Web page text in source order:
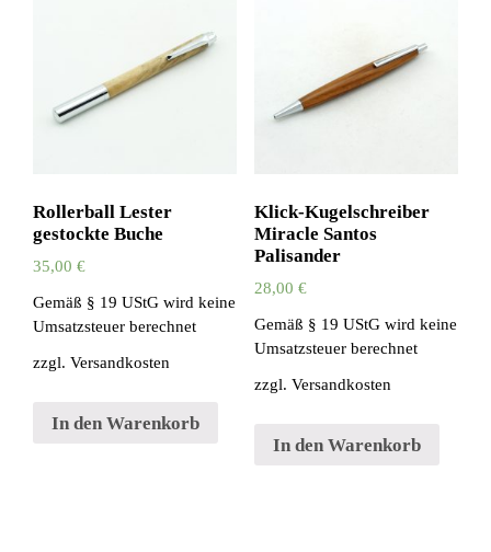
Rollerball Lester
gestockte Buche
35,00 €
Gemäß § 19 UStG wird keine
Umsatzsteuer berechnet
zzgl. Versandkosten
In den Warenkorb
Klick-Kugelschreiber
Miracle Santos
Palisander
28,00 €
Gemäß § 19 UStG wird keine
Umsatzsteuer berechnet
zzgl. Versandkosten
In den Warenkorb